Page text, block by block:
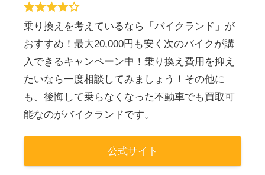
乗り換えを考えているなら「バイクランド」が
おすすめ！最大20,000円も安く次のバイクが購
入できるキャンペーン中！乗り換え費用を抑え
たいなら一度相談してみましょう！その他に
も、後悔して乗らなくなった不動車でも買取可
能なのがバイクランドです。
公式サイト